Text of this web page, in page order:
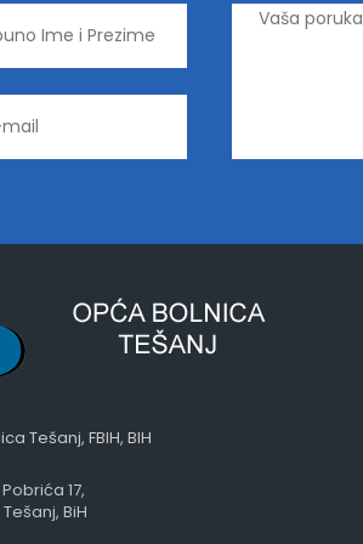
Tešanj, FBIH, BIH
17,
BiH